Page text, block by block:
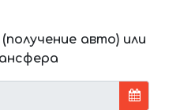
авто) или